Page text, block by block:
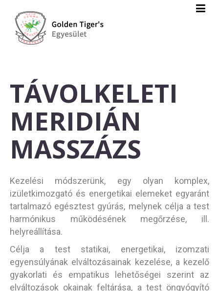
TÁVOLKELETI
MERIDIÁN
MASSZÁZS
Kezelési módszerünk, egy olyan komplex,
izületkimozgató és energetikai elemeket egyaránt
tartalmazó egésztest gyúrás, melynek célja a test
harmónikus működésének megőrzése, ill.
helyreállítása.
Célja a test statikai, energetikai, izomzati
egyensúlyának elváltozásainak kezelése, a kezelő
gyakorlati és empatikus lehetőségei szerint az
elváltozások okainak feltárása, a test öngyógyító